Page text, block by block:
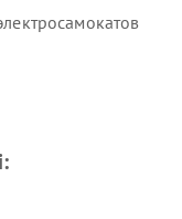
часов Xiaomi